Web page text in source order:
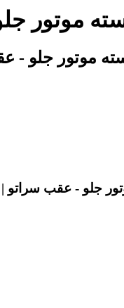
موتور
موتور جلو -
جلو - عقب سراتو